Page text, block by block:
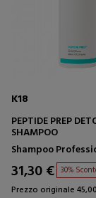
K18
PEPTIDE PREP
SHAMPOO
Shampoo
31,30 € 30%
Prezzo originale